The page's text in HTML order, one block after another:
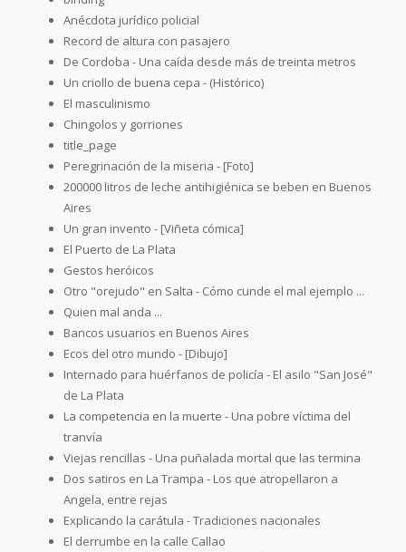
Anécdota jurídico policial
Record de altura con pasajero
De Cordoba - Una caída desde más de treinta metros
Un criollo de buena cepa - (Histórico)
El masculinismo
Chingolos y gorriones
title_page
Peregrinación de la miseria - [Foto]
200000 litros de leche antihigiénica se beben en Buenos
Aires
Un gran invento - [Viñeta cómica]
El Puerto de La Plata
Gestos heróicos
Otro "orejudo" en Salta - Cómo cunde el mal ejemplo ...
Quien mal anda ...
Bancos usuarios en Buenos Aires
Ecos del otro mundo - [Dibujo]
Internado para huérfanos de policía - El asilo "San José"
de La Plata
La competencia en la muerte - Una pobre víctima del
tranvía
Viejas rencillas - Una puñalada mortal que las termina
Dos satiros en La Trampa - Los que atropellaron a
Angela, entre rejas
Explicando la carátula - Tradiciones nacionales
El derrumbe en la calle Callao